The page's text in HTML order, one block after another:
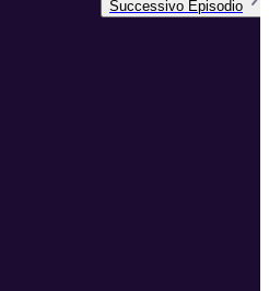
Successivo Episodio